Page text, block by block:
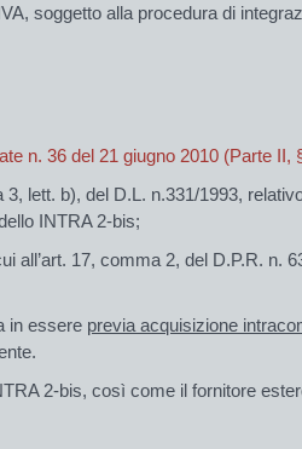
soggetto alla procedura di
n. 36 del 21 giugno 2010 (Parte II,
lett. b), del D.L. n.331/1993,
INTRA 2-bis;
17, comma 2, del D.P.R. n.
in essere previa acquisizione
2-bis, così come il fornitore